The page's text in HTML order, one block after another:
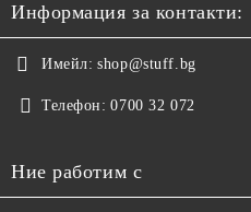
Информация за контакти:
Имейл: shop@stuff.bg
Телефон: 0700 32 072
Ние работим с